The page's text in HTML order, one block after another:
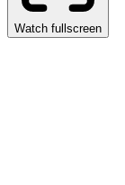
Watch fullscreen